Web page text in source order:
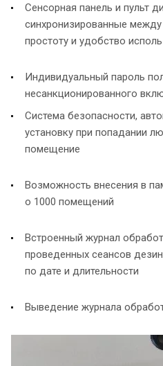
Сенсорная панель и пульт
синхронизированные
простоту и удобство
Индивидуальный пароль
несанкционированного
Система безопасности,
установку при попадании
помещение
Возможность внесения в
о 1000 помещений
Встроенный журнал
проведенных сеансов
по дате и длительности
Выведение журнала